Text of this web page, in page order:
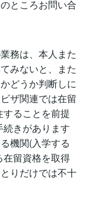
ところお問い合
務は、本人また
みないと、また
どうか判断しに
ザ関連では在留
ることを前提
きがあります
機関(入学する
留資格を取得
りだけでは不十